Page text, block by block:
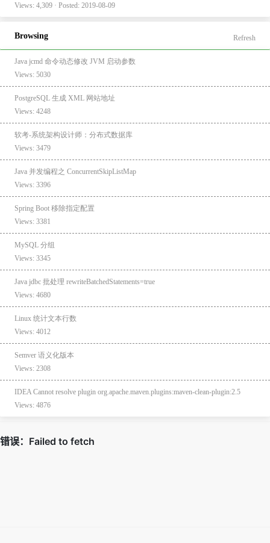
Views: 4,309 · Posted: 2019-08-09
Browsing Refresh
Java jcmd 命令动态修改 JVM 启动参数
Views: 5030
PostgreSQL 生成 XML 网站地址
Views: 4248
软考-系统架构设计师：分布式数据库
Views: 3479
Java 并发编程之 ConcurrentSkipListMap
Views: 3396
Spring Boot 移除指定配置
Views: 3381
MySQL 分组
Views: 3345
Java jdbc 批处理 rewriteBatchedStatements=true
Views: 4680
Linux 统计文本行数
Views: 4012
Semver 语义化版本
Views: 2308
IDEA Cannot resolve plugin org.apache.maven.plugins:maven-clean-plugin:2.5
Views: 4876